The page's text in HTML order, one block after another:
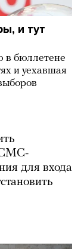
и тут
в бюллетене
и уехавшая
СМС-
для входа